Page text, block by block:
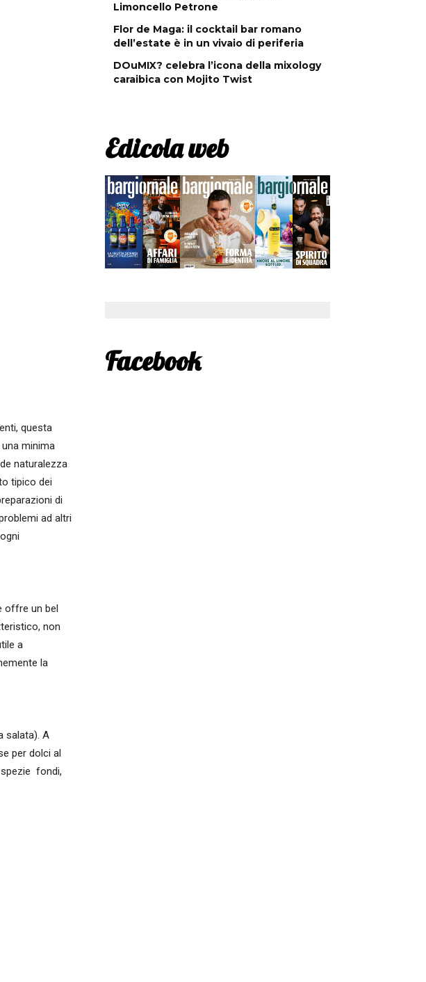
questa
minima
naturalezza
tipico dei
di
ad altri
offre un bel
non
a
la
salata). A
per dolci al
fondi,
Limoncello Petrone
Flor de Maga: il cocktail bar romano
dell’estate è in un vivaio di periferia
DOuMIX? celebra l’icona della mixology
caraibica con Mojito Twist
Edicola web
Facebook